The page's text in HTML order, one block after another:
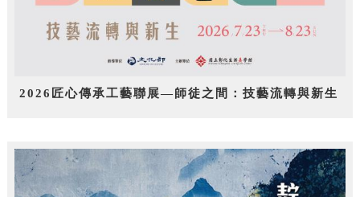
2026匠心傳承工藝聯展—師徒之間：技藝流轉與新生